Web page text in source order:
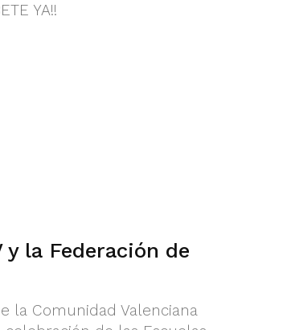
YA!!
la Federación de
la Comunidad Valenciana